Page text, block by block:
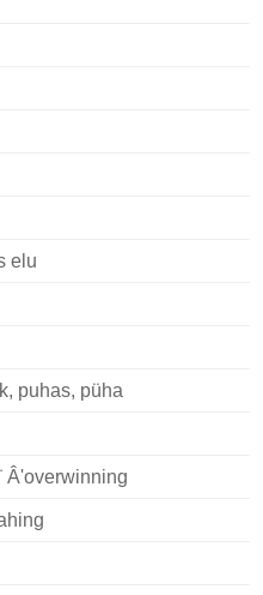
elu
puhas, püha
Â'overwinning